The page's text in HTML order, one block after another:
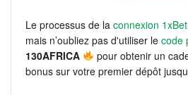
Le processus de la connexion 1xBet
mais n’oubliez pas d'utiliser le code
130AFRICA
pour obtenir un
bonus sur votre premier dépôt